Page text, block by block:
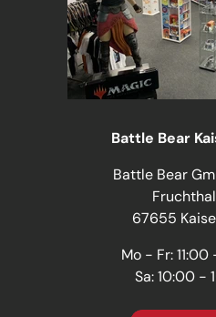
Battle Bear
Battle Bear
67655
Mo - Fr:
Sa: 10:00 -